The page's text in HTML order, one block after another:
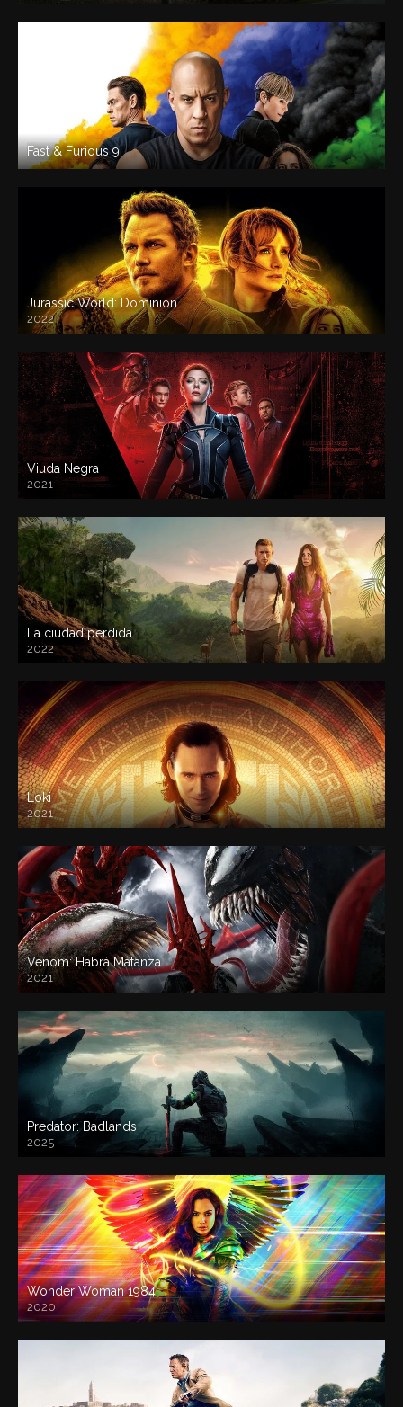
Fast & Furious 9
Jurassic World: Dominion
2022
Viuda Negra
2021
La ciudad perdida
2022
Loki
2021
Venom: Habrá Matanza
2021
Predator: Badlands
2025
Wonder Woman 1984
2020